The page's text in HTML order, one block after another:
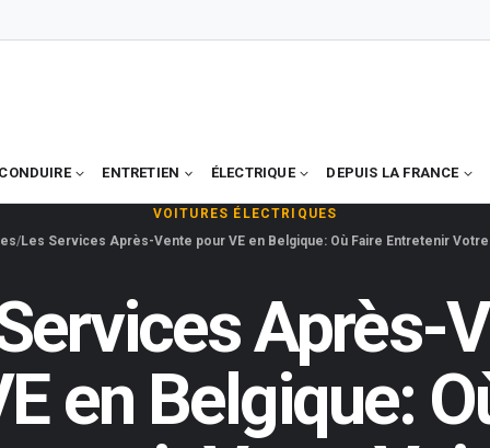
CONDUIRE ENTRETIEN ÉLECTRIQUE DEPUIS LA FRANCE
VOITURES ÉLECTRIQUES
Les Services Après-Vente pour VE en Belgique: Où Faire Entretenir
Après-
en Belgique: